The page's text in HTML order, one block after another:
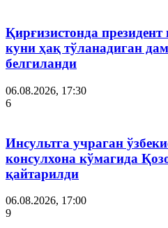
Қирғизистонда
куни ҳақ тўланадиган
белгиланди
06.08.2026, 17:30
6
Инсультга учраган
консулхона кўмагида
қайтарилди
06.08.2026, 17:00
9